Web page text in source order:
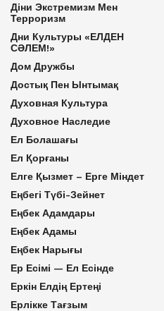
Діни Экстремизм Мен
Терроризм
Дни Культуры «ЕЛДЕН
СӘЛЕМ!»
Дом Дружбы
Достық Пен Ынтымақ
Духовная Культура
Духовное Наследие
Ел Болашағы
Ел Қорғаны
Елге Қызмет – Ерге Міндет
Еңбегі Түбі-Зейнет
Еңбек Адамдары
Еңбек Адамы
Еңбек Нарығы
Ер Есімі — Ел Есінде
Еркін Елдің Ертеңі
Ерлікке Тағзым